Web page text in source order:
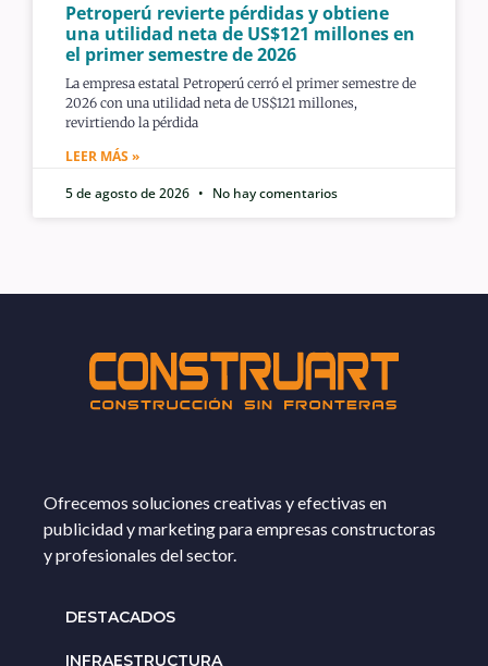
Petroperú revierte pérdidas y obtiene
una utilidad neta de US$121 millones en
el primer semestre de 2026
La empresa estatal Petroperú cerró el primer semestre de
2026 con una utilidad neta de US$121 millones,
revirtiendo la pérdida
LEER MÁS »
5 de agosto de 2026
No hay comentarios
Ofrecemos soluciones creativas y efectivas en
publicidad y marketing para empresas constructoras
y profesionales del sector.
DESTACADOS
INFRAESTRUCTURA